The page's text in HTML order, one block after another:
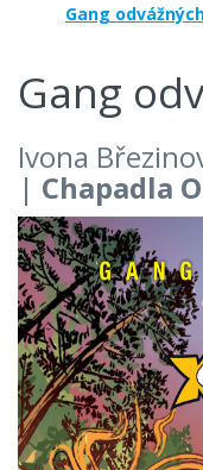
Gang
Gang
Ivona
| Chapadla